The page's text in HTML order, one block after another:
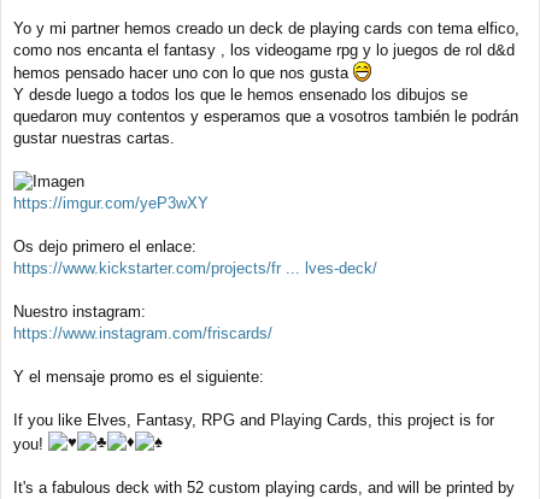
a
j
Yo y mi partner hemos creado un deck de playing cards con tema elfico,
como nos encanta el fantasy , los videogame rpg y lo juegos de rol d&d
hemos pensado hacer uno con lo que nos gusta
Y desde luego a todos los que le hemos ensenado los dibujos se
quedaron muy contentos y esperamos que a vosotros también le podrán
gustar nuestras cartas.
https://imgur.com/yeP3wXY
Os dejo primero el enlace:
https://www.kickstarter.com/projects/fr ... lves-deck/
Nuestro instagram:
https://www.instagram.com/friscards/
Y el mensaje promo es el siguiente:
If you like Elves, Fantasy, RPG and Playing Cards, this project is for
you!
It's a fabulous deck with 52 custom playing cards, and will be printed by